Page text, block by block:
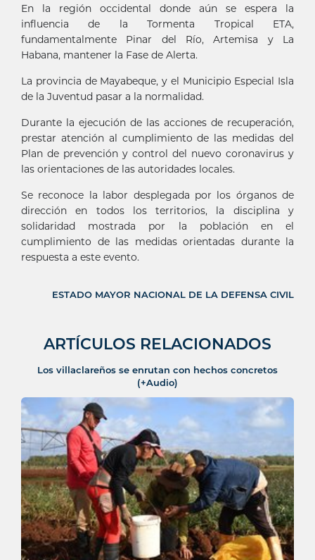
En la región occidental donde aún se espera la
influencia de la Tormenta Tropical ETA,
fundamentalmente Pinar del Río, Artemisa y La
Habana, mantener la Fase de Alerta.
La provincia de Mayabeque, y el Municipio Especial Isla
de la Juventud pasar a la normalidad.
Durante la ejecución de las acciones de recuperación,
prestar atención al cumplimiento de las medidas del
Plan de prevención y control del nuevo coronavirus y
las orientaciones de las autoridades locales.
Se reconoce la labor desplegada por los órganos de
dirección en todos los territorios, la disciplina y
solidaridad mostrada por la población en el
cumplimiento de las medidas orientadas durante la
respuesta a este evento.
ESTADO MAYOR NACIONAL DE LA DEFENSA CIVIL
ARTÍCULOS RELACIONADOS
Los villaclareños se enrutan con hechos concretos
(+Audio)